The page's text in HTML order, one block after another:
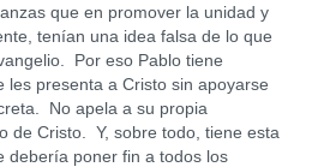
que en promover la unidad y
tenían una idea falsa de lo que
Por eso Pablo tiene
les presenta a Cristo sin apoyarse
No apela a su propia
de Cristo. Y, sobre todo, tiene esta
debería poner fin a todos los